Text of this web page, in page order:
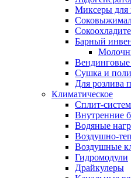
Миксеры для
Барный
Вендинговые
Сушка и
Для розлива
Климатическое
Сплит-
Внутренние
Водяные
Воздушно-
Воздушные
Гидромодули
Драйкулеры